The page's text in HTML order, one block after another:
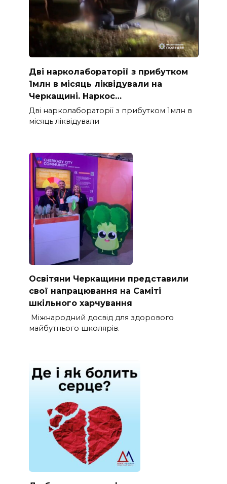
Дві нарколабораторії з прибутком
1млн в місяць ліквідували на
Черкащині. Наркос…
Дві нарколабораторії з прибутком 1млн в
місяць ліквідували
Освітяни Черкащини представили
свої напрацювання на Саміті
шкільного харчування
Міжнародний досвід для здорового
майбутнього школярів.